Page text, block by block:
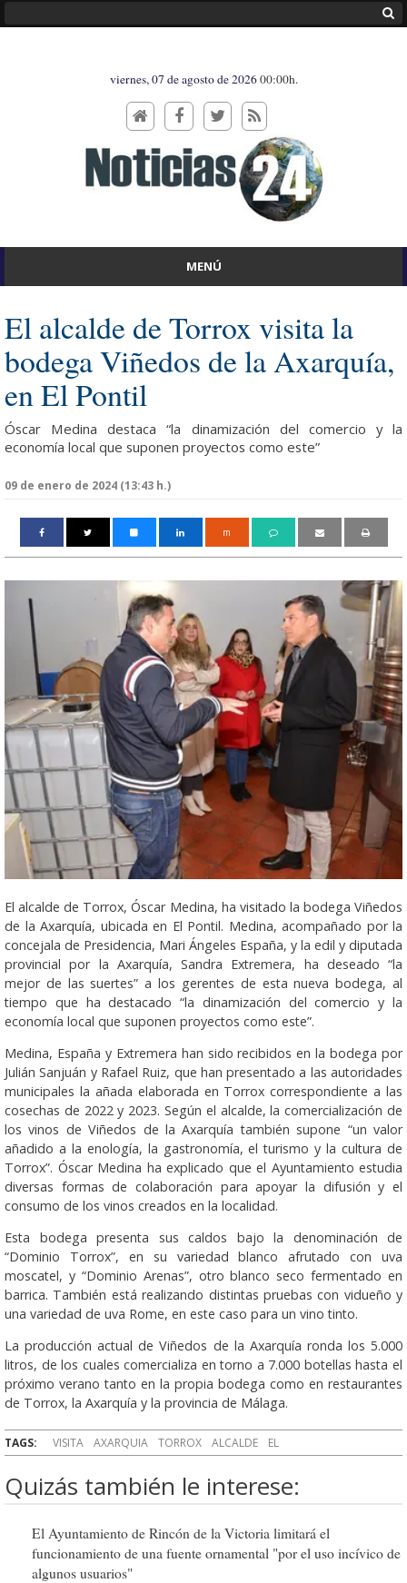
viernes, 07 de agosto de 202600:00h.
MENÚ
El alcalde de Torrox visita la
bodega Viñedos de la Axarquía,
en El Pontil
Óscar Medina destaca “la dinamización del comercio y la
economía local que suponen proyectos como este”
09 de enero de 2024 (13:43 h.)
m
El alcalde de Torrox, Óscar Medina, ha visitado la bodega Viñedos
de la Axarquía, ubicada en El Pontil. Medina, acompañado por la
concejala de Presidencia, Mari Ángeles España, y la edil y diputada
provincial por la Axarquía, Sandra Extremera, ha deseado “la
mejor de las suertes” a los gerentes de esta nueva bodega, al
tiempo que ha destacado “la dinamización del comercio y la
economía local que suponen proyectos como este”.
Medina, España y Extremera han sido recibidos en la bodega por
Julián Sanjuán y Rafael Ruiz, que han presentado a las autoridades
municipales la añada elaborada en Torrox correspondiente a las
cosechas de 2022 y 2023. Según el alcalde, la comercialización de
los vinos de Viñedos de la Axarquía también supone “un valor
añadido a la enología, la gastronomía, el turismo y la cultura de
Torrox”. Óscar Medina ha explicado que el Ayuntamiento estudia
diversas formas de colaboración para apoyar la difusión y el
consumo de los vinos creados en la localidad.
Esta bodega presenta sus caldos bajo la denominación de
“Dominio Torrox”, en su variedad blanco afrutado con uva
moscatel, y “Dominio Arenas”, otro blanco seco fermentado en
barrica. También está realizando distintas pruebas con vidueño y
una variedad de uva Rome, en este caso para un vino tinto.
La producción actual de Viñedos de la Axarquía ronda los 5.000
litros, de los cuales comercializa en torno a 7.000 botellas hasta el
próximo verano tanto en la propia bodega como en restaurantes
de Torrox, la Axarquía y la provincia de Málaga.
TAGS: VISITA AXARQUIA TORROX ALCALDE EL
Quizás también le interese:
El Ayuntamiento de Rincón de la Victoria limitará el
funcionamiento de una fuente ornamental "por el uso incívico de
algunos usuarios"